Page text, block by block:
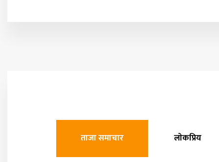
ताजा समाचार लाेकप्रिय